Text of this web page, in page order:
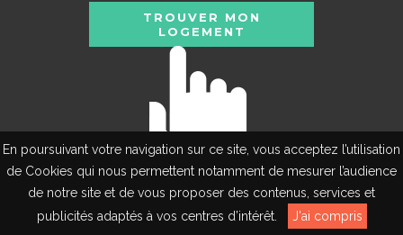
En poursuivant votre navigation sur ce site, vous acceptez l’utilisation
de Cookies qui nous permettent notamment de mesurer l’audience
de notre site et de vous proposer des contenus, services et
publicités adaptés à vos centres d’intérêt.
J'ai compris
TROUVER MON
LOGEMENT